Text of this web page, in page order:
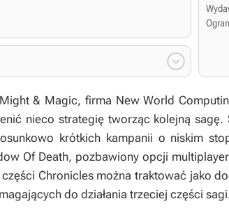

& Magic, firma New World
nieco strategię tworząc kolejną
krótkich kampanii o niskim
Of Death, pozbawiony opcji
Chroniclesmożna traktować jako
do działania trzeciej części